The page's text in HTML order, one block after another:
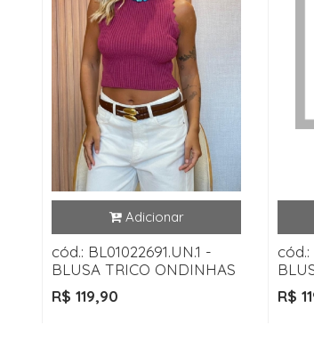
cód.: BL01022691.UN.1 -
BLUSA TRICO ONDINHAS
R$ 119,90
cód.:
R$